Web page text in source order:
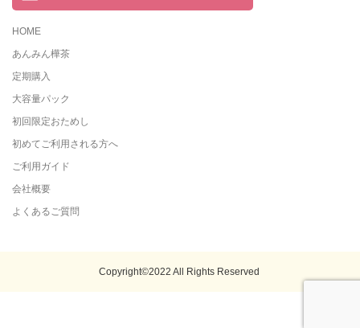
HOME
あんみん樺茶
定期購入
大容量パック
初回限定おためし
初めてご利用される方へ
ご利用ガイド
会社概要
よくあるご質問
Copyright©2022 All Rights Reserved